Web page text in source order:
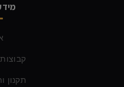
תקנון